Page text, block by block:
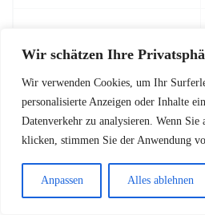
Wir schätzen Ihre
Wir verwenden Cookies, um Ihr
personalisierte Anzeigen oder Inhalte
Datenverkehr zu analysieren. Wenn
klicken, stimmen Sie der Anwendung
Anpassen Alles ablehnen
Reguläres Gehalt
Selbständigeneinkommen